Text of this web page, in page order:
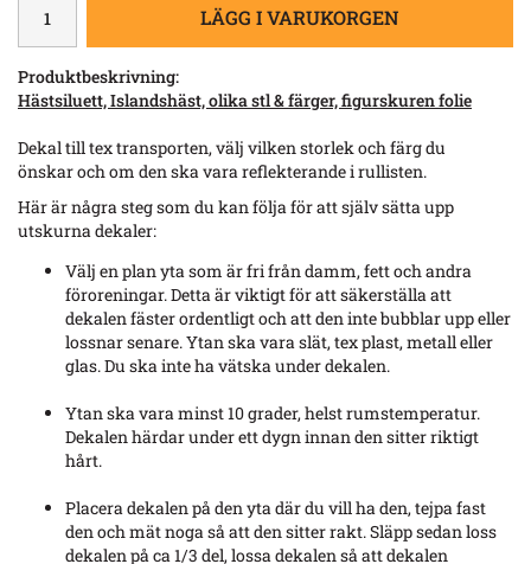
LÄGG I VARUKORGEN
Produktbeskrivning:
Hästsiluett, Islandshäst, olika stl & färger, figurskuren folie
Dekal till tex transporten, välj vilken storlek och färg du
önskar och om den ska vara reflekterande i rullisten.
Här är några steg som du kan följa för att själv sätta upp
utskurna dekaler:
Välj en plan yta som är fri från damm, fett och andra
föroreningar. Detta är viktigt för att säkerställa att
dekalen fäster ordentligt och att den inte bubblar upp eller
lossnar senare. Ytan ska vara slät, tex plast, metall eller
glas. Du ska inte ha vätska under dekalen.
Ytan ska vara minst 10 grader, helst rumstemperatur.
Dekalen härdar under ett dygn innan den sitter riktigt
hårt.
Placera dekalen på den yta där du vill ha den, tejpa fast
den och mät noga så att den sitter rakt. Släpp sedan loss
dekalen på ca 1/3 del, lossa dekalen så att dekalen